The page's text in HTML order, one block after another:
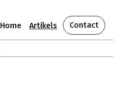
Home Artikels Contact